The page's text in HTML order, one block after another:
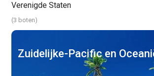
Verenigde Staten
(3 boten)
Zuidelijke-Pacific en